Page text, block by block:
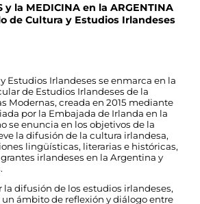
y la MEDICINA en la ARGENTINA
de Cultura y Estudios Irlandeses
Estudios Irlandeses se enmarca en la
de Estudios Irlandeses de la
Modernas, creada en 2015 mediante
por la Embajada de Irlanda en la
se enuncia en los objetivos de la
la difusión de la cultura irlandesa,
lingüísticas, literarias e históricas,
irlandeses en la Argentina y
la difusión de los estudios irlandeses,
un ámbito de reflexión y diálogo entre